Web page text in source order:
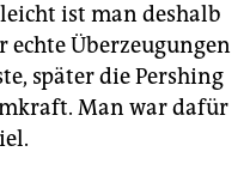
ist man deshalb
echte Überzeugungen
später die Pershing
Man war dafür